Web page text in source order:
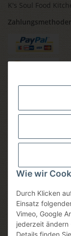
Wie wir
Durch Klicken
Einsatz
Vimeo, Google
jederzeit ändern
Details finden
K's Soul Food
Versandmethoden
Sicheres einkaufen